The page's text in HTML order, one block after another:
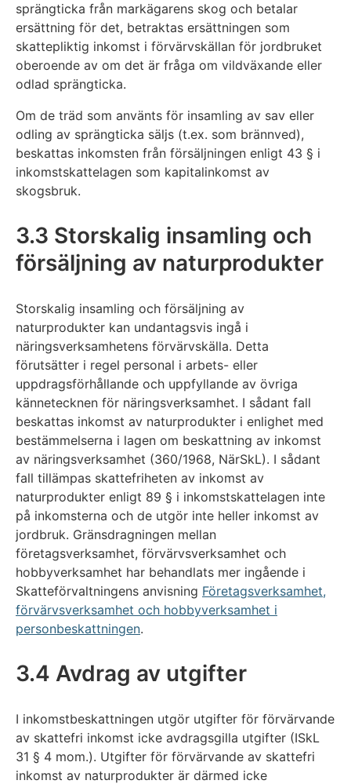
sprängticka från markägarens skog och betalar
ersättning för det, betraktas ersättningen som
skattepliktig inkomst i förvärvskällan för jordbruket
oberoende av om det är fråga om vildväxande eller
odlad sprängticka.
Om de träd som använts för insamling av sav eller
odling av sprängticka säljs (t.ex. som brännved),
beskattas inkomsten från försäljningen enligt 43 § i
inkomstskattelagen som kapitalinkomst av
skogsbruk.
3.3 Storskalig insamling och
försäljning av naturprodukter
Storskalig insamling och försäljning av
naturprodukter kan undantagsvis ingå i
näringsverksamhetens förvärvskälla. Detta
förutsätter i regel personal i arbets- eller
uppdragsförhållande och uppfyllande av övriga
kännetecknen för näringsverksamhet. I sådant fall
beskattas inkomst av naturprodukter i enlighet med
bestämmelserna i lagen om beskattning av inkomst
av näringsverksamhet (360/1968, NärSkL). I sådant
fall tillämpas skattefriheten av inkomst av
naturprodukter enligt 89 § i inkomstskattelagen inte
på inkomsterna och de utgör inte heller inkomst av
jordbruk. Gränsdragningen mellan
företagsverksamhet, förvärvsverksamhet och
hobbyverksamhet har behandlats mer ingående i
Skatteförvaltningens anvisning Företagsverksamhet,
förvärvsverksamhet och hobbyverksamhet i
personbeskattningen.
3.4 Avdrag av utgifter
I inkomstbeskattningen utgör utgifter för förvärvande
av skattefri inkomst icke avdragsgilla utgifter (ISkL
31 § 4 mom.). Utgifter för förvärvande av skattefri
inkomst av naturprodukter är därmed icke